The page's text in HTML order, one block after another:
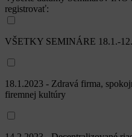
registrovať:
VŠETKY SEMINÁRE 18.1.-
18.1.2023 - Zdravá firma,
firemnej kultúry